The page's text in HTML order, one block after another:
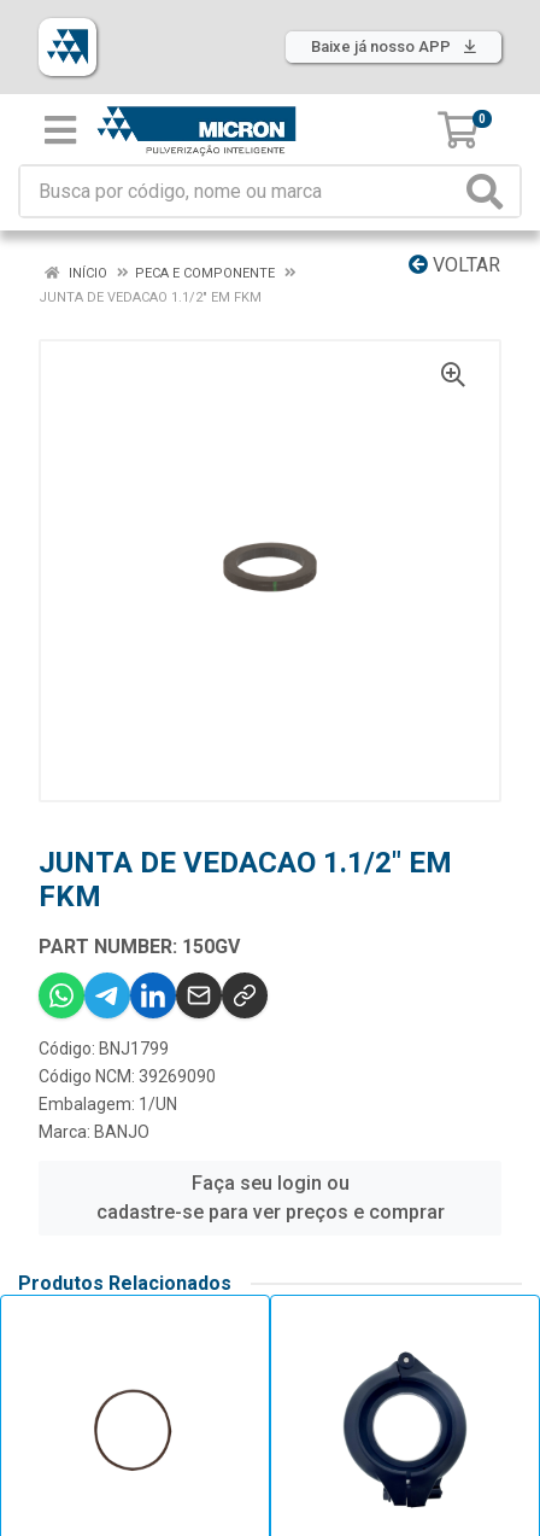
Baixe já nosso APP
0
VOLTAR
INÍCIO
PECA E COMPONENTE
JUNTA DE VEDACAO 1.1/2" EM FKM
JUNTA DE VEDACAO 1.1/2" EM
FKM
PART NUMBER: 150GV
Código: BNJ1799
Código NCM: 39269090
Embalagem: 1/UN
Marca: BANJO
Faça seu login ou
cadastre-se para ver preços e comprar
Produtos Relacionados